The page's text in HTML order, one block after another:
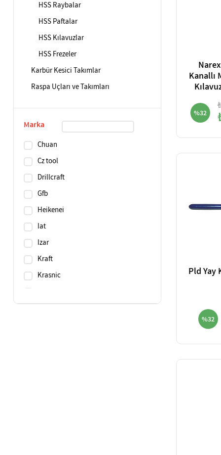
HSS Raybalar
HSS Paftalar
HSS Kılavuzlar
HSS Frezeler
Karbür Kesici Takımlar
Raspa Uçları ve Takımları
Marka
Chuan
Cz tool
Drillcraft
Gfb
Heikenei
Iat
Izar
Kraft
Krasnic
Kanallı
Din376
%32
Pld Yay
%32